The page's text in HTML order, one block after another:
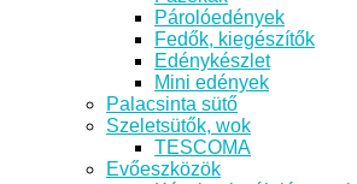
Párolóedények
Fedők, kiegészítők
Edénykészlet
Mini edények
Palacsinta sütő
Szeletsütők, wok
TESCOMA
Evőeszközök